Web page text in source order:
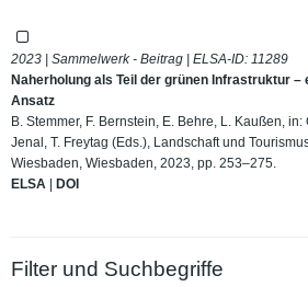
2023 | Sammelwerk - Beitrag | ELSA-ID: 11289
Naherholung als Teil der grünen Infrastruktur
Ansatz
B. Stemmer, F. Bernstein, E. Behre, L. Kaußen, in:
Jenal, T. Freytag (Eds.), Landschaft und
Wiesbaden, Wiesbaden, 2023, pp. 253–275.
ELSA | DOI
Filter und Suchbegriffe